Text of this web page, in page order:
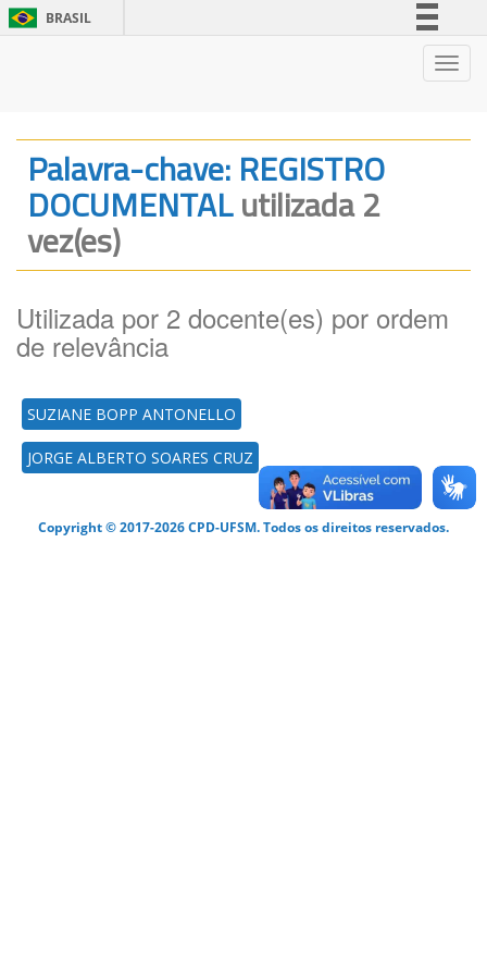
BRASIL
Legislação
Canais
Palavra-chave: REGISTRO
DOCUMENTALutilizada 2
vez(es)
Utilizada por 2 docente(es) por ordem
de relevância
SUZIANE BOPP ANTONELLO
JORGE ALBERTO SOARES CRUZ
Copyright © 2017-2026 CPD-UFSM. Todos os direitos reservados.